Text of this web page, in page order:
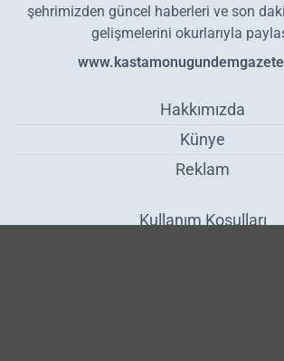
şehrimizden güncel haberleri ve son
gelişmelerini okurlarıyla
Hakkımızda
Künye
Reklam
Kullanım Koşulları